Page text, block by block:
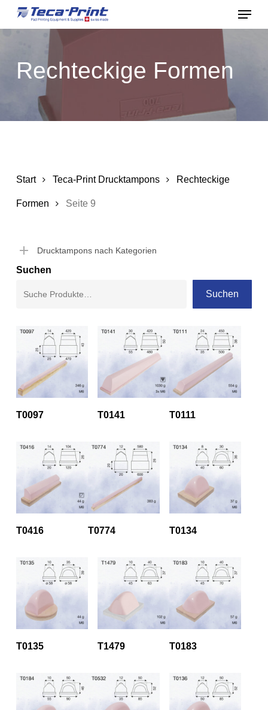
Skip
to
content
Menu
Rechteckige Formen
Start Teca-Print Drucktampons Rechteckige
Formen Seite 9
Drucktampons nach Kategorien
Suchen
Suchen
T0097 T0141 T0111
T0416 T0774 T0134
T0135 T1479 T0183